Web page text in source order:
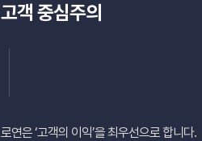
고객 중심주의
로연은 ‘고객의 이익’을 최우선으로 합니다.